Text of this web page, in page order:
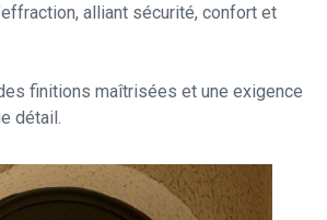
alliant sécurité, confort et
finitions maîtrisées et une exigence
détail.